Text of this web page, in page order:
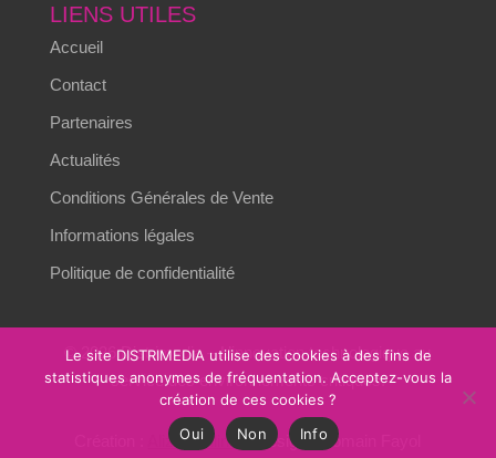
LIENS UTILES
Accueil
Contact
Partenaires
Actualités
Conditions Générales de Vente
Informations légales
Politique de confidentialité
© 2026 Distrimedia – L’innovation technologique au
service des environnements critiques.
Alizés online– Design : Romain Fayol
Le site DISTRIMEDIA utilise des cookies à des fins de
statistiques anonymes de fréquentation. Acceptez-vous la
création de ces cookies ?
Oui
Non Info